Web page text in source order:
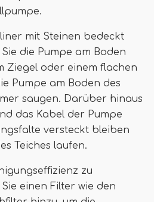
mit Steinen bedeckt
die Pumpe am Boden
Ziegel oder einem flachen
Pumpe am Boden des
saugen. Darüber hinaus
das Kabel der Pumpe
versteckt bleiben
Teiches laufen.
zu
einen Filter wie den